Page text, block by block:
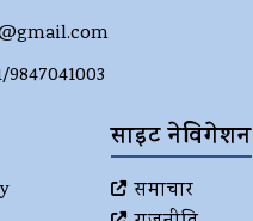
9847041003
साइट नेविगेशन
समाचार